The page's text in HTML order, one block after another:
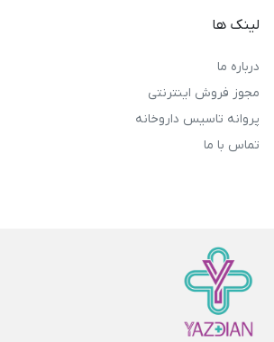
لینک ها
درباره ما
مجوز فروش اینترنتی
پروانه تاسیس داروخانه
تماس با ما